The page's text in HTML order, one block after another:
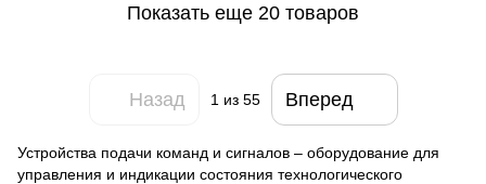
Показать еще 20 товаров
Назад 1 из 55 Вперед
Устройства подачи команд и сигналов – оборудование для
управления и индикации состояния технологического